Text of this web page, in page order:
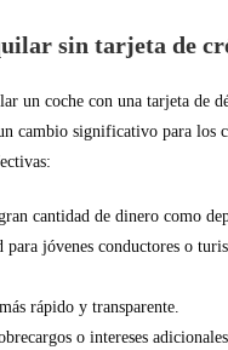
sin tarjeta de
un coche con una tarjeta de
cambio significativo para los
cantidad de dinero como
jóvenes conductores o
rápido y transparente.
o intereses